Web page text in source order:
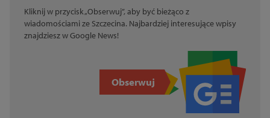
Kliknij w przycisk „Obserwuj”, aby być bieżąco z
wiadomościami ze Szczecina. Najbardziej interesujące wpisy
znajdziesz w Google News!
Obserwuj